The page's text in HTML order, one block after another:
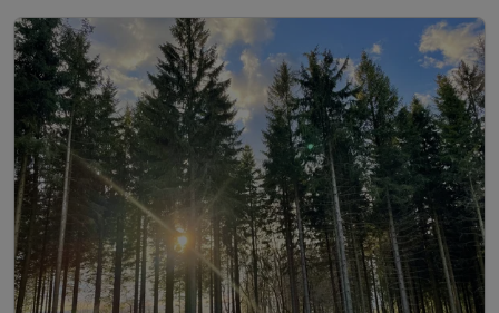
1 x Sauerland SommerCard:*
* freie Fahrt mit Bus & Bahn
* Eintritt zu über 100 Freizeitaktivitäten
Inkl. Nutzung beheiztes Hallenbad
Inkl. Kegelbahn, Billard, Darts
Inkl. Nutzung des Fitnessstudios gegenüber
Inkl. Garage für Fahrräder
Inkl. Parken & WLAN